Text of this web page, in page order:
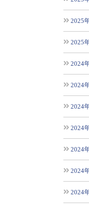
2025
2025
2024
2024
2024
2024
2024
2024
2024